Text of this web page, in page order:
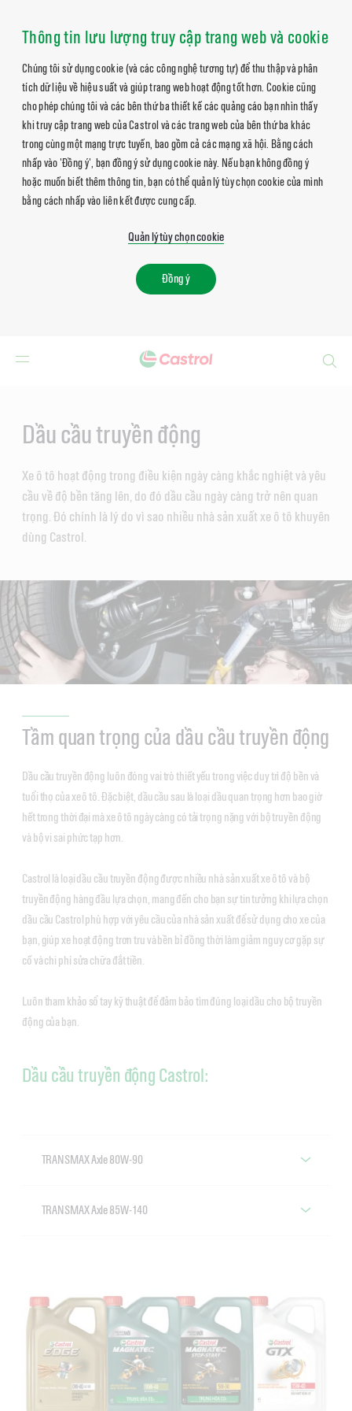
Thông tin lưu lượng truy cập trang web và cookie
Chúng tôi sử dụng cookie (và các công nghệ tương tự) để thu thập và phân
tích dữ liệu về hiệu suất và giúp trang web hoạt động tốt hơn. Cookie cũng
cho phép chúng tôi và các bên thứ ba thiết kế các quảng cáo bạn nhìn thấy
khi truy cập trang web của Castrol và các trang web của bên thứ ba khác
trong cùng một mạng trực tuyến, bao gồm cả các mạng xã hội. Bằng cách
nhấp vào 'Đồng ý', bạn đồng ý sử dụng cookie này. Nếu bạn không đồng ý
hoặc muốn biết thêm thông tin, bạn có thể quản lý tùy chọn cookie của mình
bằng cách nhấp vào liên kết được cung cấp.
Quản lý tùy chọn cookie
Đồng ý
Dầu cầu truyền động
Xe ô tô hoạt động trong điều kiện ngày càng khắc nghiệt và yêu
cầu về độ bền tăng lên, do đó dầu cầu ngày càng trở nên quan
trọng. Đó chính là lý do vì sao nhiều nhà sản xuất xe ô tô khuyên
dùng Castrol.
Tầm quan trọng của dầu cầu truyền động
Dầu cầu truyền động luôn đóng vai trò thiết yếu trong việc duy trì độ bền và
tuổi thọ của xe ô tô. Đặc biệt, dầu cầu sau là loại dầu quan trọng hơn bao giờ
hết trong thời đại mà xe ô tô ngày càng có tải trọng nặng với bộ truyền động
và bộ vi sai phức tạp hơn.
Castrol là loại dầu cầu truyền động được nhiều nhà sản xuất xe ô tô và bộ
truyền động hàng đầu lựa chọn, mang đến cho bạn sự tin tưởng khi lựa chọn
dầu cầu Castrol phù hợp với yêu cầu của nhà sản xuất để sử dụng cho xe của
bạn, giúp xe hoạt động trơn tru và bền bỉ đồng thời làm giảm nguy cơ gặp sự
cố và chi phí sửa chữa đắt tiền.
Luôn tham khảo sổ tay kỹ thuật để đảm bảo tìm đúng loại dầu cho bộ truyền
động của bạn.
Dầu cầu truyền động Castrol:
TRANSMAX Axle 80W-90
TRANSMAX Axle 85W-140